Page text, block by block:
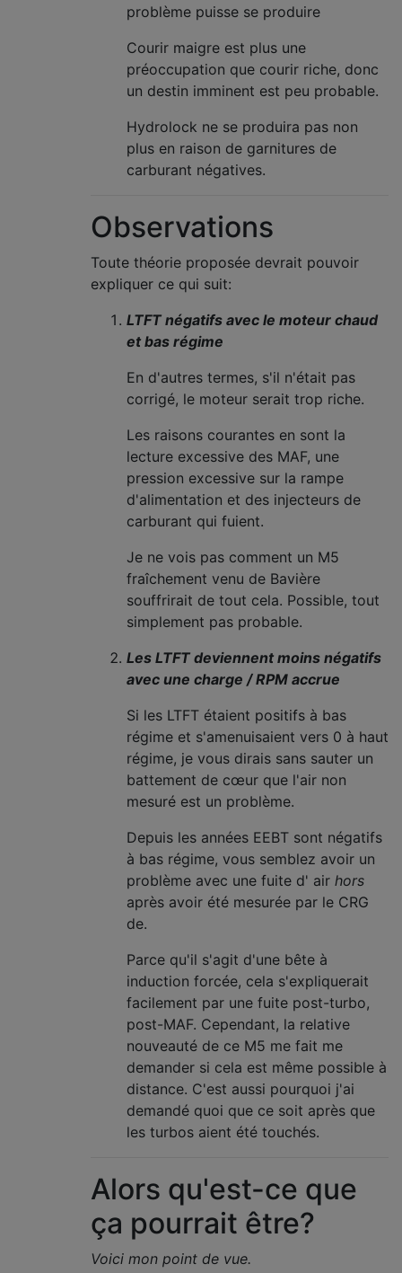
problème puisse se produire
Courir maigre est plus une
préoccupation que courir riche, donc
un destin imminent est peu probable.
Hydrolock ne se produira pas non
plus en raison de garnitures de
carburant négatives.
Observations
Toute théorie proposée devrait pouvoir
expliquer ce qui suit:
LTFT négatifs avec le moteur chaud
et bas régime
En d'autres termes, s'il n'était pas
corrigé, le moteur serait trop riche.
Les raisons courantes en sont la
lecture excessive des MAF, une
pression excessive sur la rampe
d'alimentation et des injecteurs de
carburant qui fuient.
Je ne vois pas comment un M5
fraîchement venu de Bavière
souffrirait de tout cela. Possible, tout
simplement pas probable.
Les LTFT deviennent moins négatifs
avec une charge / RPM accrue
Si les LTFT étaient positifs à bas
régime et s'amenuisaient vers 0 à haut
régime, je vous dirais sans sauter un
battement de cœur que l'air non
mesuré est un problème.
Depuis les années EEBT sont négatifs
à bas régime, vous semblez avoir un
problème avec une fuite d' air hors
après avoir été mesurée par le CRG
de.
Parce qu'il s'agit d'une bête à
induction forcée, cela s'expliquerait
facilement par une fuite post-turbo,
post-MAF. Cependant, la relative
nouveauté de ce M5 me fait me
demander si cela est même possible à
distance. C'est aussi pourquoi j'ai
demandé quoi que ce soit après que
les turbos aient été touchés.
Alors qu'est-ce que
ça pourrait être?
Voici mon point de vue.